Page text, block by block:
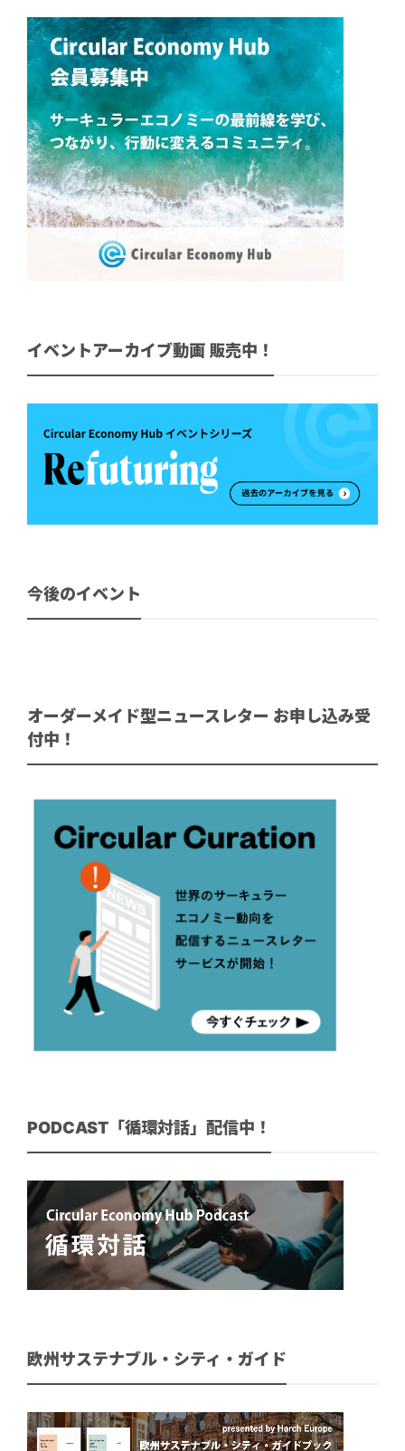
イベントアーカイブ動画 販売中！
今後のイベント
オーダーメイド型ニュースレター お申し込み受
付中！
PODCAST「循環対話」配信中！
欧州サステナブル・シティ・ガイド